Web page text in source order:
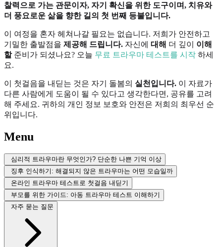
찰력으로 가는 관문이자, 자기 확신을 위한 도구이며, 치유와
더 풍요로운 삶을 향한 길의 첫 번째 등불입니다.
이 여정을 혼자 헤쳐나갈 필요는 없습니다. 저희가 안전하고
기밀한 출발점을 제공해 드립니다. 자신에 대해 더 깊이 이해
할준비가 되셨나요? 오늘 무료 트라우마 테스트를 시작 하세
요.
이 첫걸음을 내딛는 것은 자기 돌봄의 실천입니다. 이 자료가
다른 사람에게 도움이 될 수 있다고 생각한다면, 공유를 고려
해 주세요. 귀하의 개인 정보 보호와 안전은 저희의 최우선 순
위입니다.
Menu
심리적 트라우마란 무엇인가? 단순한 나쁜 기억 이상
징후 인식하기: 해결되지 않은 트라우마는 어떤 모습일까
온라인 트라우마 테스트로 첫걸음 내딛기
부모를 위한 가이드: 아동 트라우마 테스트 이해하기
자주 묻는 질문